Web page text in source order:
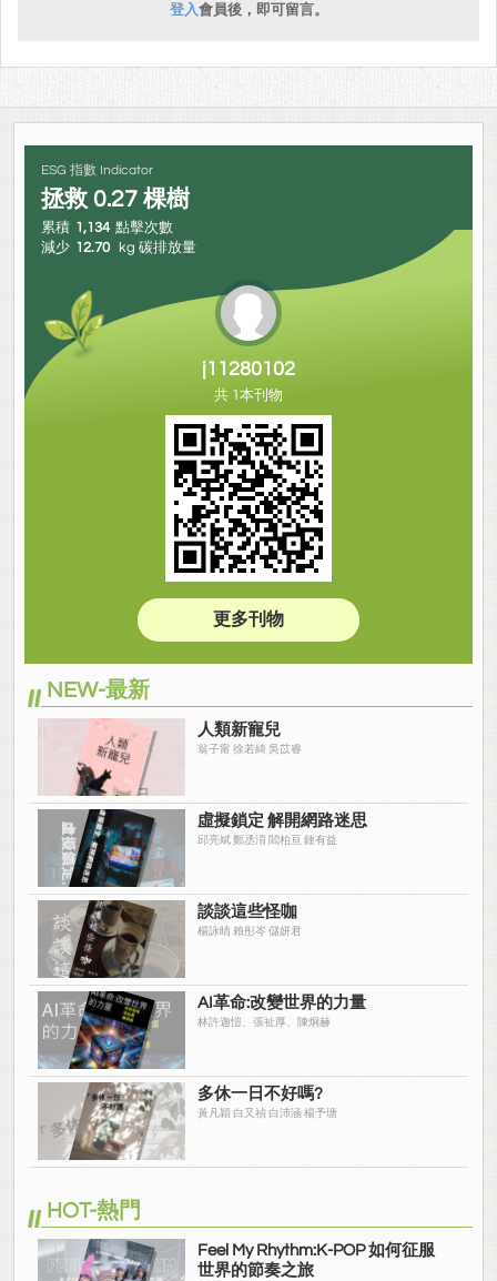
登入會員後，即可留言。
ESG 指數 Indicator
拯救 0.27 棵樹
累積 1,134 點擊次數
減少 12.70 kg 碳排放量
j11280102
共 1本刊物
更多刊物
NEW-最新
人類新寵兒
翁子甯 徐若綺 吳苡睿
虛擬鎖定 解開網路迷思
邱亮斌 鄭丞淯 閻柏亘 鍾有益
談談這些怪咖
楊詠晴 賴彤岑 儲妍君
AI革命:改變世界的力量
林許迦愷、張祉厚、陳炯赫
多休一日不好嗎?
黃凡穎 白又禎 白沛涵 楊予瑭
HOT-熱門
Feel My Rhythm:K-POP 如何征服
世界的節奏之旅